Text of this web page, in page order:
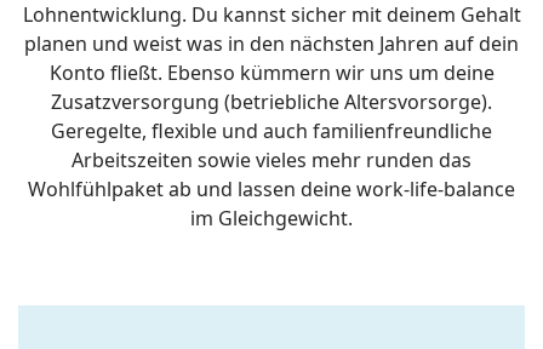
Lohnentwicklung. Du kannst sicher mit deinem Gehalt
planen und weist was in den nächsten Jahren auf dein
Konto fließt. Ebenso kümmern wir uns um deine
Zusatzversorgung (betriebliche Altersvorsorge).
Geregelte, flexible und auch familienfreundliche
Arbeitszeiten sowie vieles mehr runden das
Wohlfühlpaket ab und lassen deine work-life-balance
im Gleichgewicht.